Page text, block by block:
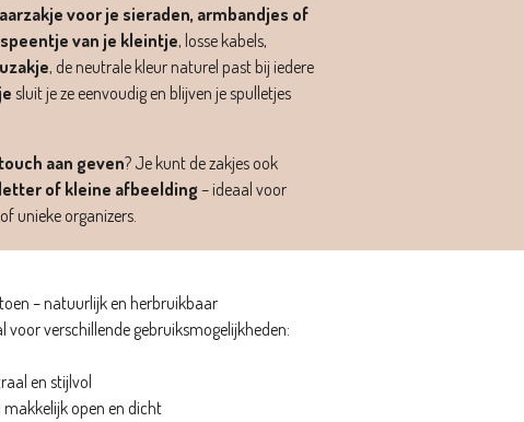
voor je sieraden, armbandjes of
speentje van je kleintje, losse kabels,
, de neutrale kleur naturel past bij iedere
sluit je ze eenvoudig en blijven je spulletjes
aan geven? Je kunt de zakjes ook
of kleine afbeelding– ideaal voor
unieke organizers.
– natuurlijk en herbruikbaar
voor verschillende gebruiksmogelijkheden:
en stijlvol
makkelijk open en dicht